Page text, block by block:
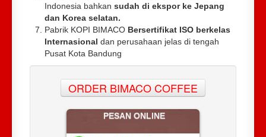
Indonesia bahkan sudah di ekspor ke Jepang
dan Korea selatan.
Pabrik KOPI BIMACO Bersertifikat ISO berkelas
Internasional dan perusahaan jelas di tengah
Pusat Kota Bandung
ORDER BIMACO COFFEE
PESAN ONLINE